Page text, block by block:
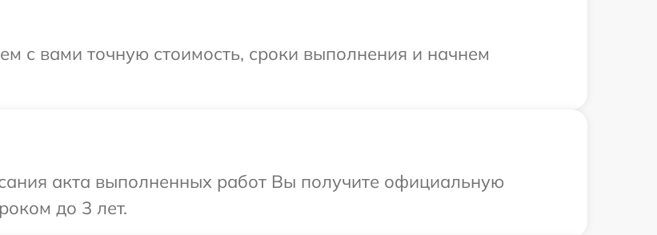
с вами точную стоимость, сроки выполнения и начнем
акта выполненных работ Вы получите официальную
до 3 лет.